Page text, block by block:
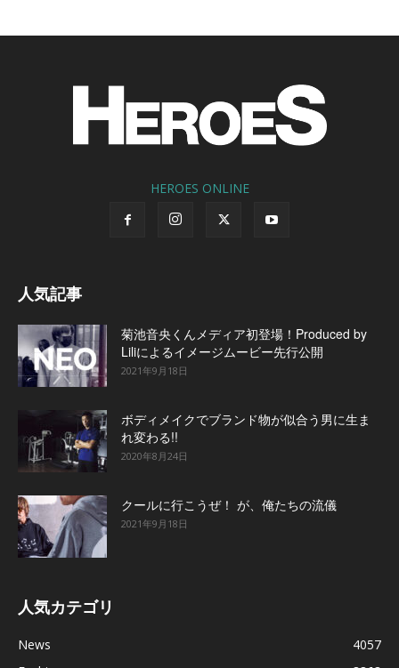
HEROES ONLINE
人気記事
菊池音央くんメディア初登場！Produced by
Liliによるイメージムービー先行公開
2021年9月18日
ボディメイクでブランド物が似合う男に生ま
れ変わる!!
2020年8月24日
クールに行こうぜ！ が、俺たちの流儀
2021年9月18日
人気カテゴリ
News
4057